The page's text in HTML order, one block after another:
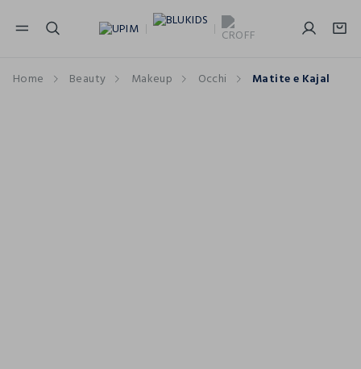
NAVIGATION.ARIA.GOTOMAINCONTENT
Home Beauty Makeup Occhi Matite e Kajal